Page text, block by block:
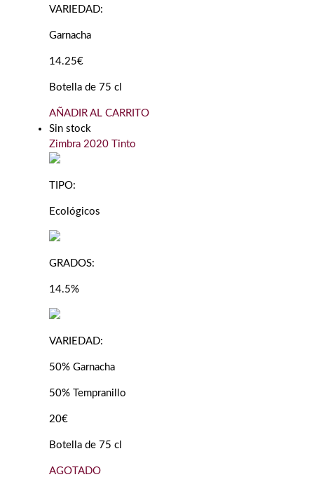
VARIEDAD:
Garnacha
14.25€
Botella de 75 cl
AÑADIR AL CARRITO
Sin stock
Zimbra 2020 Tinto
TIPO:
Ecológicos
GRADOS:
14.5%
VARIEDAD:
50% Garnacha
50% Tempranillo
20€
Botella de 75 cl
AGOTADO